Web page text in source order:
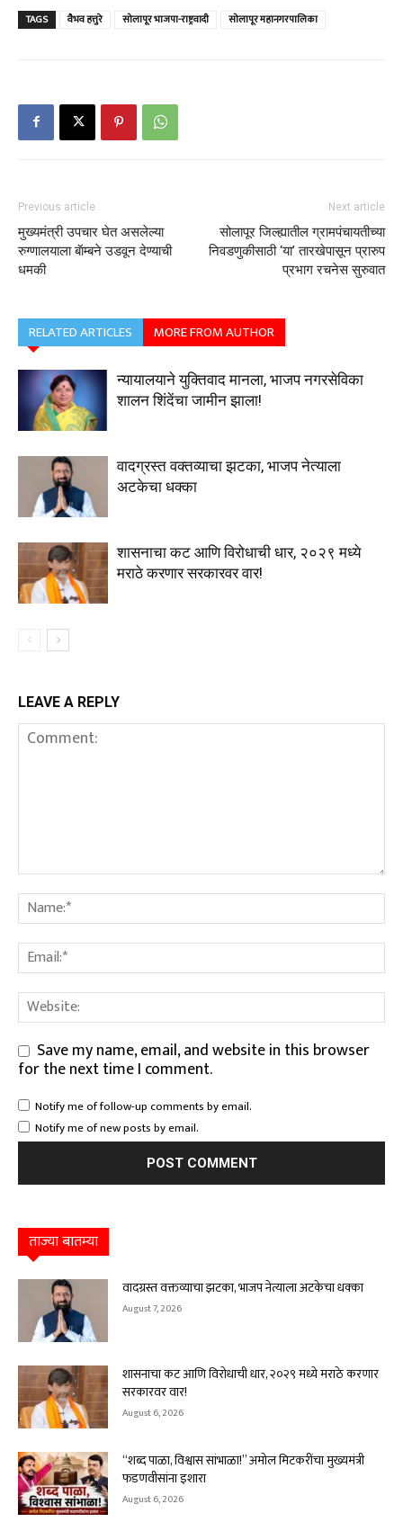
TAGS वैभव हत्तुरे सोलापूर भाजपा-राष्ट्रवादी सोलापूर महानगरपालिका
Previous article
मुख्यमंत्री उपचार घेत असलेल्या
रुग्णालयाला बॅाम्बने उडवून देण्याची
धमकी
Next article
सोलापूर जिल्ह्यातील ग्रामपंचायतीच्या
निवडणुकीसाठी ‘या’ तारखेपासून प्रारुप
प्रभाग रचनेस सुरुवात
RELATED ARTICLES MORE FROM AUTHOR
न्यायालयाने युक्तिवाद मानला, भाजप नगरसेविका
शालन शिंदेंचा जामीन झाला!
वादग्रस्त वक्तव्याचा झटका, भाजप नेत्याला
अटकेचा धक्का
शासनाचा कट आणि विरोधाची धार, २०२९ मध्ये
मराठे करणार सरकारवर वार!
LEAVE A REPLY
Save my name, email, and website in this browser
for the next time I comment.
Notify me of follow-up comments by email.
Notify me of new posts by email.
ताज्या बातम्या
वादग्रस्त वक्तव्याचा झटका, भाजप नेत्याला अटकेचा धक्का
August 7, 2026
शासनाचा कट आणि विरोधाची धार, २०२९ मध्ये मराठे करणार
सरकारवर वार!
August 6, 2026
“शब्द पाळा, विश्वास सांभाळा!” अमोल मिटकरींचा मुख्यमंत्री
फडणवीसांना इशारा
August 6, 2026